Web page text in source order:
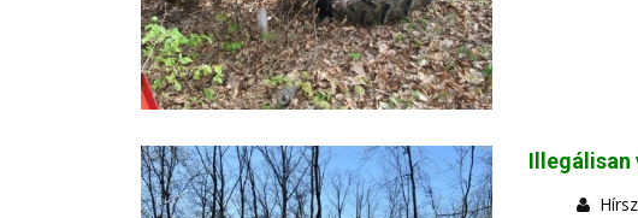
Illegálisan